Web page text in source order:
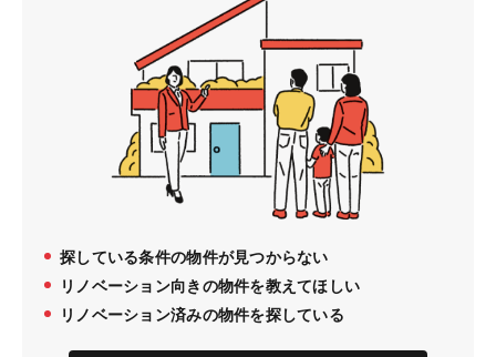
探している条件の物件が見つからない
リノベーション向きの物件を教えてほしい
リノベーション済みの物件を探している